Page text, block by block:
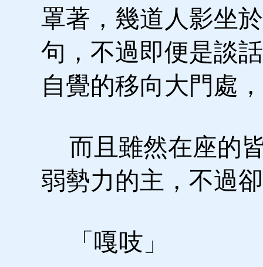
罩著，幾道人影坐
句，不過即便是談
自覺的移向大門處
而且雖然在座的
弱勢力的主，不過
「嘎吱」